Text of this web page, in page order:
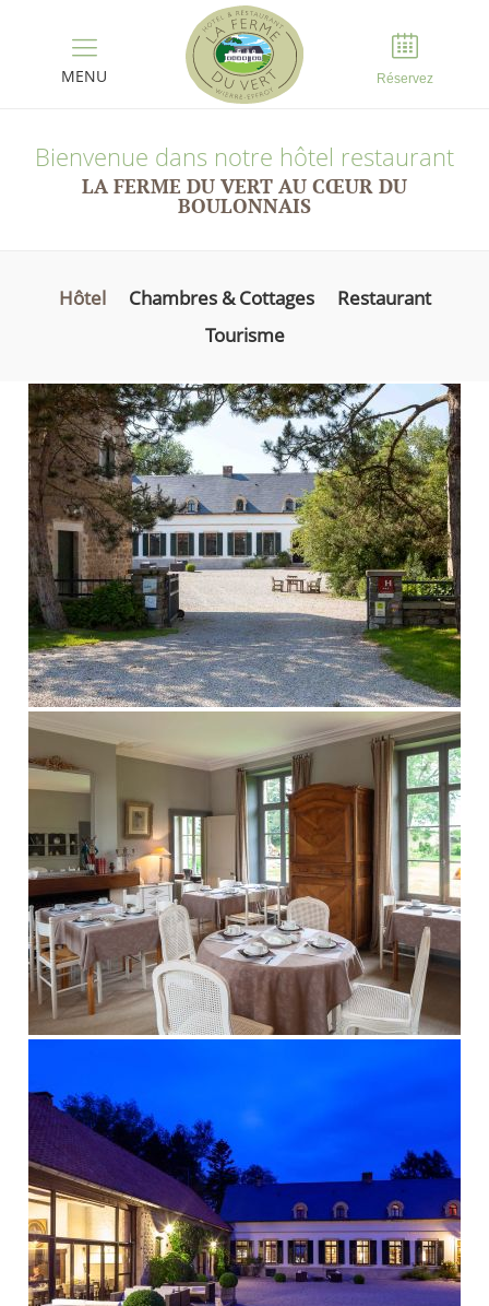
MENU Réservez
Bienvenue dans notre hôtel restaurant
LA FERME DU VERT AU CŒUR DU
BOULONNAIS
Hôtel Chambres & Cottages
Restaurant
Tourisme
Panneau de gestion des cookies